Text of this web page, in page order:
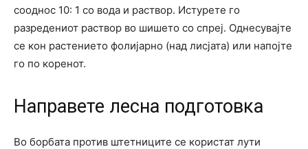
сооднос 10: 1 со вода и раствор. Истурете го
разредениот раствор во шишето со спреј. Однесувајте
се кон растението фолијарно (над лисјата) или напојте
го по коренот.
Направете лесна подготовка
Во борбата против штетниците се користат лути